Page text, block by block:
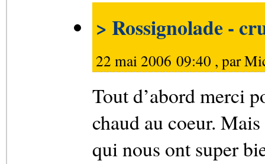
> Rossignolade -
22 mai 2006 09:40 , par
Tout d’abord merci
chaud au coeur.
qui nous ont super